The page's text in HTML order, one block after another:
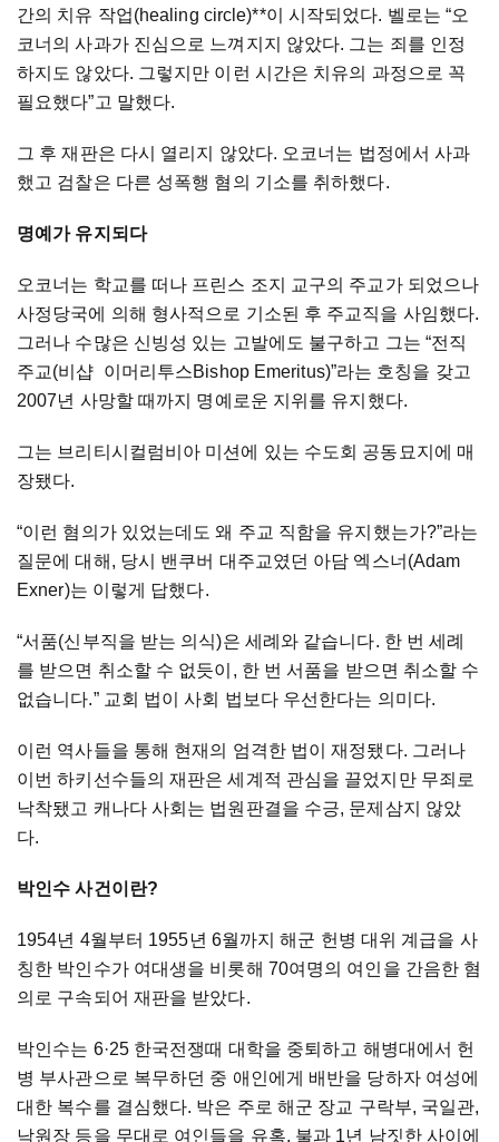
간의 치유 작업(healing circle)**이 시작되었다. 벨로는 “오
코너의 사과가 진심으로 느껴지지 않았다. 그는 죄를 인정
하지도 않았다. 그렇지만 이런 시간은 치유의 과정으로 꼭
필요했다”고 말했다.
그 후 재판은 다시 열리지 않았다. 오코너는 법정에서 사과
했고 검찰은 다른 성폭행 혐의 기소를 취하했다.
명예가 유지되다
오코너는 학교를 떠나 프린스 조지 교구의 주교가 되었으나
사정당국에 의해 형사적으로 기소된 후 주교직을 사임했다.
그러나 수많은 신빙성 있는 고발에도 불구하고 그는 “전직
주교(비샵 이머리투스Bishop Emeritus)”라는 호칭을 갖고
2007년 사망할 때까지 명예로운 지위를 유지했다.
그는 브리티시컬럼비아 미션에 있는 수도회 공동묘지에 매
장됐다.
“이런 혐의가 있었는데도 왜 주교 직함을 유지했는가?”라는
질문에 대해, 당시 밴쿠버 대주교였던 아담 엑스너(Adam
Exner)는 이렇게 답했다.
“서품(신부직을 받는 의식)은 세례와 같습니다. 한 번 세례
를 받으면 취소할 수 없듯이, 한 번 서품을 받으면 취소할 수
없습니다.” 교회 법이 사회 법보다 우선한다는 의미다.
이런 역사들을 통해 현재의 엄격한 법이 재정됐다. 그러나
이번 하키선수들의 재판은 세계적 관심을 끌었지만 무죄로
낙착됐고 캐나다 사회는 법원판결을 수긍, 문제삼지 않았
다.
박인수 사건이란?
1954년 4월부터 1955년 6월까지 해군 헌병 대위 계급을 사
칭한 박인수가 여대생을 비롯해 70여명의 여인을 간음한 혐
의로 구속되어 재판을 받았다.
박인수는 6·25 한국전쟁때 대학을 중퇴하고 해병대에서 헌
병 부사관으로 복무하던 중 애인에게 배반을 당하자 여성에
대한 복수를 결심했다. 박은 주로 해군 장교 구락부, 국일관,
낙원장 등을 무대로 여인들을 유혹, 불과 1년 남짓한 사이에